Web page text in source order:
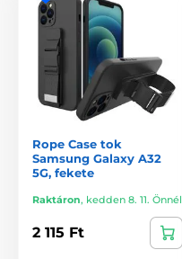
Rope Case tok
Samsung Galaxy A32
5G, fekete
Raktáron, kedden 8. 11. Önnél
2 115 Ft